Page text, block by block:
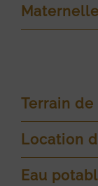
Terrain
Location
Eau